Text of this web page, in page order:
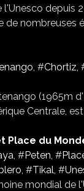
depuis
de
, #Chortiz,
(1965m
Centrale,
du
, #Peten, #
, #Tikal, #
mondial de